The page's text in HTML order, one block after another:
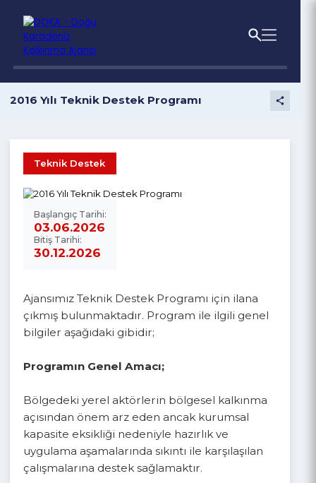
2016 Yılı Teknik Destek Programı
Teknik Destek
Başlangıç Tarihi:
03.06.2026
Bitiş Tarihi:
Ajansımız Teknik Destek Programı için ilana
çıkmış bulunmaktadır. Program ile ilgili genel
Bölgedeki yerel aktörlerin bölgesel kalkınma
açısından önem arz eden ancak kurumsal
kapasite eksikliği nedeniyle hazırlık ve
uygulama aşamalarında sıkıntı ile karşılaşılan